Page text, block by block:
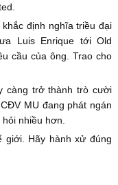
định nghĩa triều đại
Luis Enrique tới Old
cầu của ông. Trao cho
càng trở thành trò cười
MU đang phát ngán
nhiều hơn.
giới. Hãy hành xử đúng